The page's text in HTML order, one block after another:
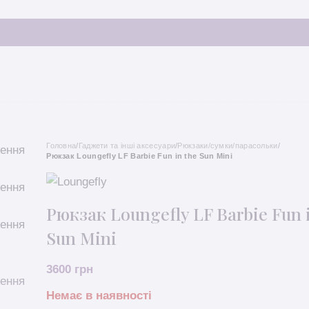
Головна/Гаджети та інші аксесуари/Рюкзаки/сумки/парасольки/
Рюкзак Loungefly LF Barbie Fun in the Sun Mini
Рюкзак Loungefly LF Barbie Fun
Sun Mini
3600 грн
Немає в наявності